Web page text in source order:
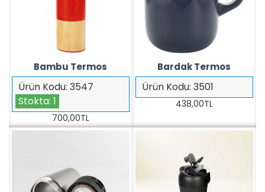
Ürün Kodu: 3547
Stokta: 1
Bambu Termos
700,00TL
Ürün Kodu: 3501
Bardak Termos
438,00TL